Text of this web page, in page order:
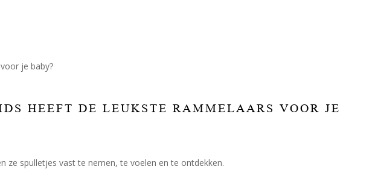
je baby?
HEEFT DE LEUKSTE RAMMELAARS VOOR JE
ze spulletjes vast te nemen, te voelen en te ontdekken.